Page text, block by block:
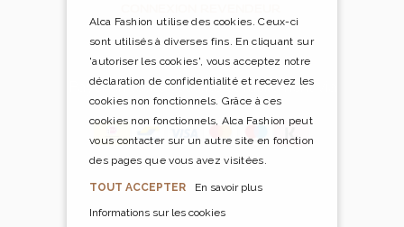
Payer en toute sécurité et facilement via
Alca Fashion utilise des cookies. Ceux-ci
sont utilisés à diverses fins. En cliquant sur
'autoriser les cookies', vous acceptez notre
déclaration de confidentialité et recevez les
cookies non fonctionnels. Grâce à ces
cookies non fonctionnels, Alca Fashion peut
vous contacter sur un autre site en fonction
des pages que vous avez visitées.
TOUT ACCEPTER
En savoir plus
Informations sur les cookies